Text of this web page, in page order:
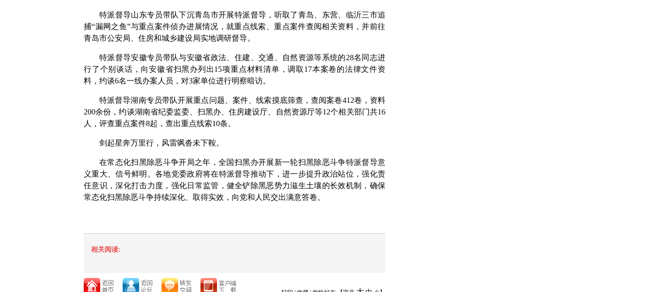
特派督导山东专员带队下沉青岛市开展特派督导，听取了青岛、东营、临沂三市追
捕“漏网之鱼”与重点案件侦办进展情况，就重点线索、重点案件查阅相关资料，并前往
青岛市公安局、住房和城乡建设局实地调研督导。
特派督导安徽专员带队与安徽省政法、住建、交通、自然资源等系统的28名同志进
行了个别谈话，向安徽省扫黑办列出15项重点材料清单，调取17本案卷的法律文件资
料，约谈6名一线办案人员，对3家单位进行明察暗访。
特派督导湖南专员带队开展重点问题、案件、线索摸底筛查，查阅案卷412卷，资料
200余份，约谈湖南省纪委监委、扫黑办、住房建设厅、自然资源厅等12个相关部门共16
人，评查重点案件8起，查出重点线索10条。
剑起星奔万里行，风雷飒沓未下鞍。
在常态化扫黑除恶斗争开局之年，全国扫黑办开展新一轮扫黑除恶斗争特派督导意
义重大、信号鲜明。各地党委政府将在特派督导推动下，进一步提升政治站位，强化责
任意识，深化打击力度，强化日常监管，健全铲除黑恶势力滋生土壤的长效机制，确保
常态化扫黑除恶斗争持续深化、取得实效，向党和人民交出满意答卷。
相关阅读: